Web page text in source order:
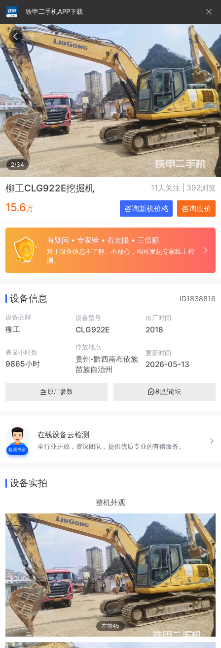
铁甲二手机APP下载
2/34
柳工CLG922E挖掘机 11人关注 | 392浏览
15.6万 咨询新机价格 咨询底价
有疑问 • 专家验 • 看走眼 • 三倍赔
对于设备信息不了解、不放心，均可发起专家线上检
测。
请输入手机号
即
表
示
您
同
意
《隐
私
政
策》
设备信息 ID1838816
设备品牌
柳工
设备型号
CLG922E
出厂时间
2018
表显小时数
9865小时
停放地点
贵州-黔西南布依族
苗族自治州
更新时间
2026-05-13
原厂参数 机型论坛
检测专家
在线设备云检测
全行业开放，资深团队，提供优质专业的有偿服务。
设备实拍
整机外观
左前45
铁甲龙总部 4000099032 认证经纪人